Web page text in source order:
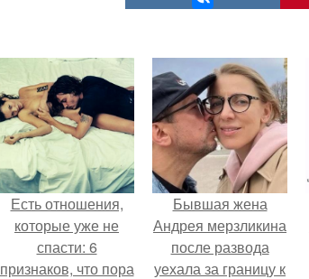
Есть отношения,
которые уже не
спасти: 6
признаков, что пора
Бывшая жена
Андрея мерзликина
после развода
уехала за границу к